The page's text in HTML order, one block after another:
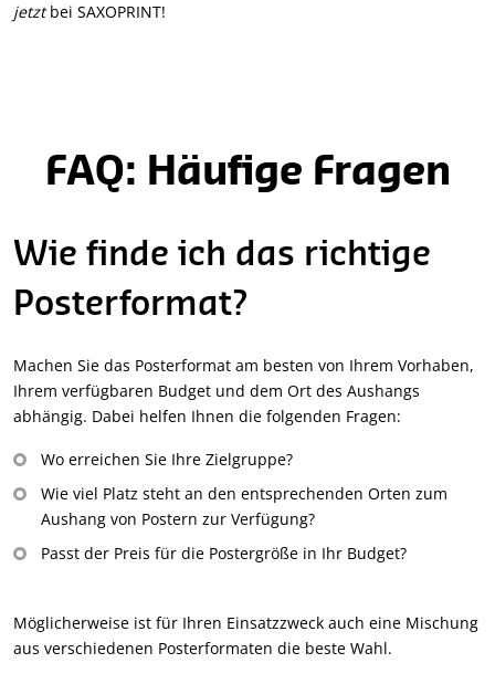
jetztbei SAXOPRINT!
FAQ: Häufige Fragen
Wie finde ich das richtige
Posterformat?
Machen Sie das Posterformat am besten von Ihrem Vorhaben,
Ihrem verfügbaren Budget und dem Ort des Aushangs
abhängig. Dabei helfen Ihnen die folgenden Fragen:
Wo erreichen Sie Ihre Zielgruppe?
Wie viel Platz steht an den entsprechenden Orten zum
Aushang von Postern zur Verfügung?
Passt der Preis für die Postergröße in Ihr Budget?
Möglicherweise ist für Ihren Einsatzzweck auch eine Mischung
aus verschiedenen Posterformaten die beste Wahl.